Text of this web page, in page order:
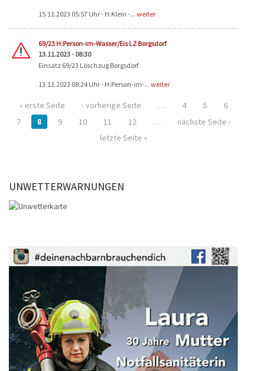
15.11.2023 05:57 Uhr - H:Klein -... weiter
69/23 H:Person-im-Wasser/Eis LZ Borgsdorf
13.11.2023 - 08:30
Einsatz 69/23 Löschzug Borgsdorf
13.11.2023 08:24 Uhr - H:Person-im-... weiter
« erste Seite ‹ vorherige Seite … 4 5
6
7
8 9 10 11 12 …
nächste Seite ›
letzte Seite »
UNWETTERWARNUNGEN